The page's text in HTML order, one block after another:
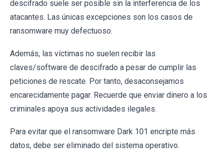
descifrado suele ser posible sin la interferencia de los
atacantes. Las únicas excepciones son los casos de
ransomware muy defectuoso.
Además, las víctimas no suelen recibir las
claves/software de descifrado a pesar de cumplir las
peticiones de rescate. Por tanto, desaconsejamos
encarecidamente pagar. Recuerde que enviar dinero a los
criminales apoya sus actividades ilegales.
Para evitar que el ransomware Dark 101 encripte más
datos, debe ser eliminado del sistema operativo.